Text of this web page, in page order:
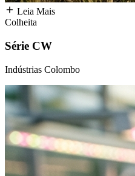
Leia Mais
Colheita
Série CW
Indústrias Colombo